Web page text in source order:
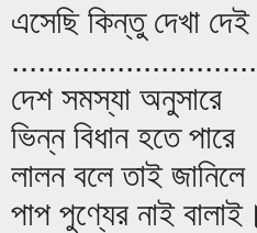
এসেছি কিন্তু দেখা
দেশ সমস্যা অনুসারে
ভিন্ন বিধান হতে পারে
লালন বলে তাই জানিলে
পাপ পুণ্যের নাই